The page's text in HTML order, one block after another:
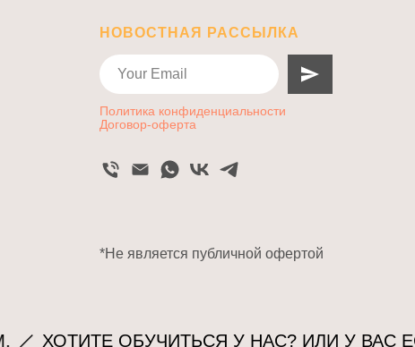
НОВОСТНАЯ РАССЫЛКА
Политика конфиденциальности
Договор-оферта
*Не является публичной офертой
ХОТИТЕ ОБУЧИТЬСЯ У НАС? ИЛИ У ВАС